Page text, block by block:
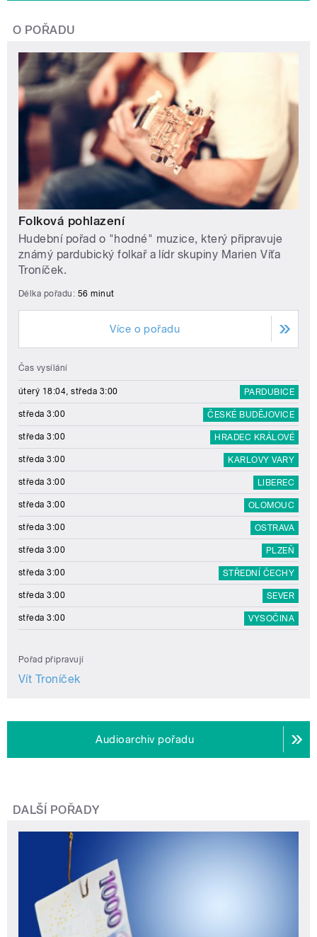
O POŘADU
Folková pohlazení
Hudební pořad o "hodné" muzice, který připravuje
známý pardubický folkař a lídr skupiny Marien Víťa
Troníček.
Délka pořadu: 56 minut
Více o pořadu
Čas vysílání
úterý 18:04, středa 3:00 PARDUBICE
středa 3:00 ČESKÉ BUDĚJOVICE
středa 3:00 HRADEC KRÁLOVÉ
středa 3:00 KARLOVY VARY
středa 3:00 LIBEREC
středa 3:00 OLOMOUC
středa 3:00 OSTRAVA
středa 3:00 PLZEŇ
středa 3:00 STŘEDNÍ ČECHY
středa 3:00 SEVER
středa 3:00 VYSOČINA
Pořad připravují
Vít Troníček
Audioarchiv pořadu
DALŠÍ POŘADY